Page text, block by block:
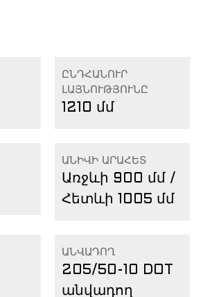
ԸՆԴՀԱՆՈՒՐ
ԼԱՅՆՈՒԹՅՈՒՆԸ
1210 մմ
ԱՆԻՎԻ ԱՐԱՀԵՏ
Առջևի 900 մմ /
Հետևի 1005 մմ
ԱՆՎԱԴՈՂ
205/50-10 DOT
անվադող